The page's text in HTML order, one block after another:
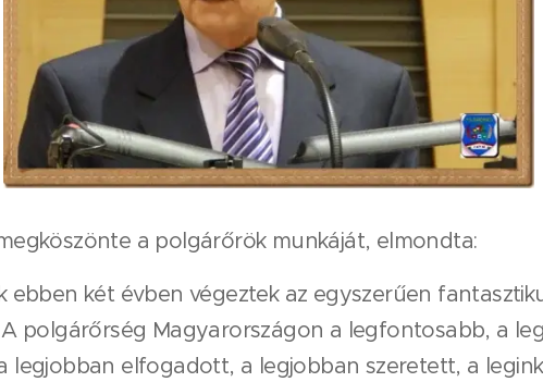
a polgárőrök munkáját, elmondta:
ebben két évben végeztek az egyszerűen
polgárőrség Magyarországon a legfontosabb, a
legjobban elfogadott, a legjobban szeretett, a